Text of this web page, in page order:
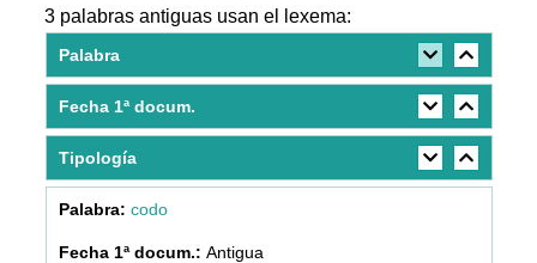
3 palabras antiguas usan el lexema:
Palabra
Fecha 1ª docum.
Tipología
codo
Antigua